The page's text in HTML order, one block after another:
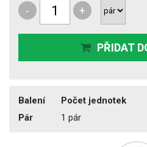
- +
PŘIDAT
Balení Počet jednotek
Pár
1 pár